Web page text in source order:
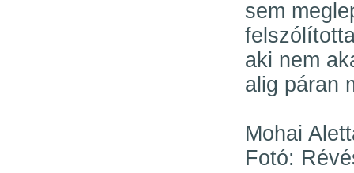
sem
aki nem
alig páran
Mohai
Fotó: